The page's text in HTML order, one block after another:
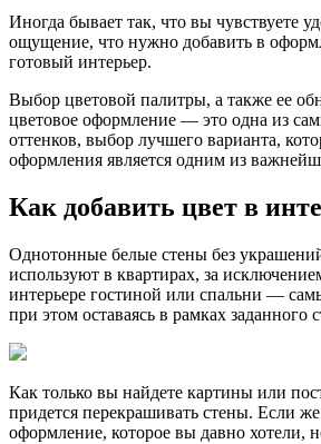
Иногда бывает так, что вы чувствуете
ощущение, что нужно добавить в
готовый интерьер.
Выбор цветовой палитры, а также ее
цветовое оформление — это одна из
оттенков, выбор лучшего варианта,
оформления является одним из
Как добавить цвет в
Однотонные белые стены без
используют в квартирах, за
интерьере гостиной или спальни —
при этом оставаясь в рамках заданного
Как только вы найдете картины или
придется перекрашивать стены. Если
оформление, которое вы давно хотели,